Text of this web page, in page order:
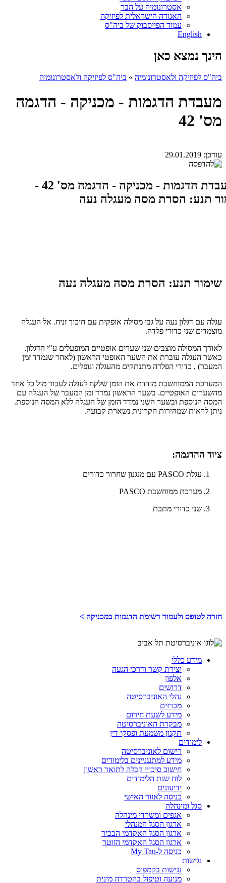
אסטרונומיה על הבר
האגודה הישראלית לפיזיקה
עמוד הפייסבוק של ביה"ס
English
הינך נמצא כאן
ביה"ס לפיזיקה ולאסטרונומיה » ביה"ס לפיזיקה ולאסטרונומיה
מעבדת הדגמות - מכניקה - הדגמה
מס' 42
עודכן: 29.01.2019
שימור תנע: הסרת מסה מעגלה נעה
עגלה עם דגלון נעה על גבי מסילה אופקית עם חיכוך זניח. אל העגלה
מוצמדים שני כדורי פלדה.
לאורך המסילה מוצבים שני שערים אופטיים המופעלים ע"י הדגלון.
כאשר העגלה עוברת את השער האופטי הראשון (לאחר שנמדד זמן
המעבר) , כדורי הפלדה מתנתקים מהעגלה ונופלים.
המערכת הממוחשבת מודדת את הזמן שלקח לעגלה לעבור מול כל אחד
מהשערים האופטיים. בשער הראשון נמדד זמן המעבר של העגלה עם
המסה הנוספת ובשער השני נמדד הזמן של העגלה ללא המסה הנוספת.
ניתן לראות שמהירות הקרונית נשארת קבועה.
ציוד ההדגמה:
עגלת PASCO עם מנגנון שחרור כדורים
מערכת ממוחשבת PASCO
שני כדורי מתכת
חזרה לטופס ולעמוד רשימת הדגמות במכניקה >
מידע כללי
יצירת קשר ודרכי הגעה
אלפון
דרושים
נהלי האוניברסיטה
מכרזים
מידע לשעת חירום
מבקרת האוניברסיטה
תקנון משמעת ופסקי דין
לימודים
רישום לאוניברסיטה
מידע למתעניינים בלימודים
חישוב סיכויי קבלה לתואר ראשון
לוח שנת הלימודים
ידיעונים
כניסה לאזור האישי
סגל ומינהלה
אגפים ומשרדי מינהלה
ארגון הסגל המנהלי
ארגון הסגל האקדמי הבכיר
ארגון הסגל האקדמי הזוטר
כניסה ל-My Tau
נגישות
נגישות בקמפוס
מניעה וטיפול בהטרדה מינית